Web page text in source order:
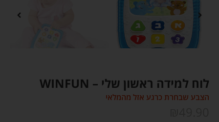
לוח למידה ראשון שלי – WINFUN
הצבע שבחרת כרגע אזל מהמלאי